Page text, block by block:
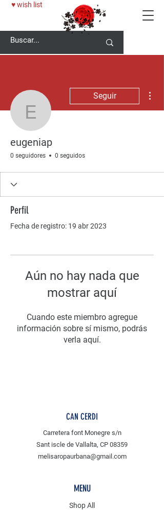
♥ wish list
eugeniap
Seguir
eugeniap
0 seguidores 0 seguidos
Perfil
Fecha de registro: 19 abr 2023
Aún no hay nada que
mostrar aquí
Cuando este miembro agregue
información sobre sí mismo, podrás
verla aquí.
CAN CERDI
Carretera font Monegre s/n
Sant iscle de Vallalta, CP 08359
melisaropaurbana@gmail.com
MENU
Shop All